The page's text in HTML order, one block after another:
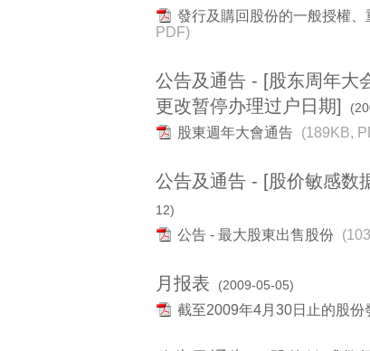
發行及購回股份的一般授權
PDF)
公告及通告 - [股东周年大
更改暂停办理过户日期]
股東週年大會通告 (189KB,
公告及通告 - [股价敏感数
12)
公告 - 最大股東出售股份
月报表 (2009-05-05)
截至2009年4月30日止的股份